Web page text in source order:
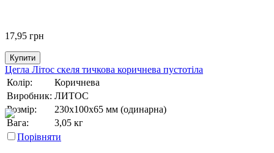
17,95 грн
Купити
Цегла Літос скеля тичкова коричнева пустотіла
Колір:
Коричнева
Виробник: ЛИТОС
Розмір:
230х100х65 мм (одинарна)
Вага:
3,05 кг
Порівняти